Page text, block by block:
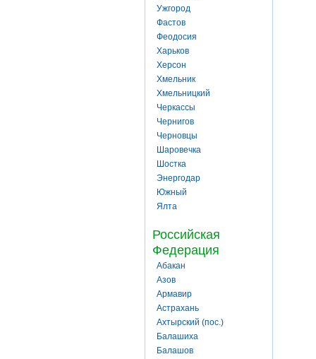
Ужгород
Фастов
Феодосия
Харьков
Херсон
Хмельник
Хмельницкий
Черкассы
Чернигов
Черновцы
Шаровечка
Шостка
Энергодар
Южный
Ялта
Российская
Федерация
Абакан
Азов
Армавир
Астрахань
Ахтырский (пос.)
Балашиха
Балашов